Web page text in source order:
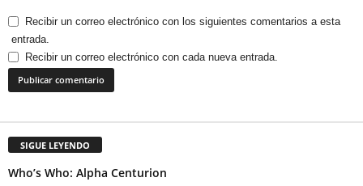
Recibir un correo electrónico con los siguientes comentarios a esta
entrada.
Recibir un correo electrónico con cada nueva entrada.
SIGUE LEYENDO
Who’s Who: Alpha Centurion